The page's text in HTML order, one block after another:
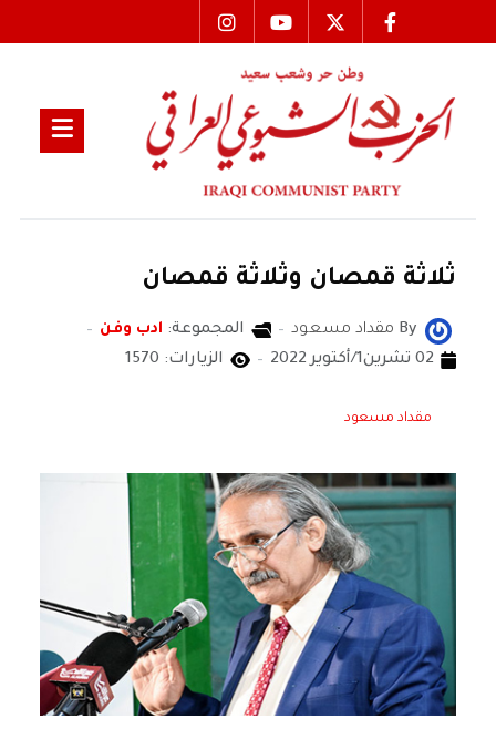
ثلاثة قمصان وثلاثة قمصان
By مقداد مسعود المجموعة: ادب وفن
02 تشرين1/أكتوير 2022
الزيارات: 1570
مقداد مسعود